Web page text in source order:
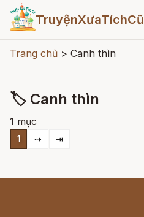
TruyệnXưaTíchCũ
Trang chủ > Canh thìn
🏷 Canh thìn
1 mục
1 ⇢ ⇥